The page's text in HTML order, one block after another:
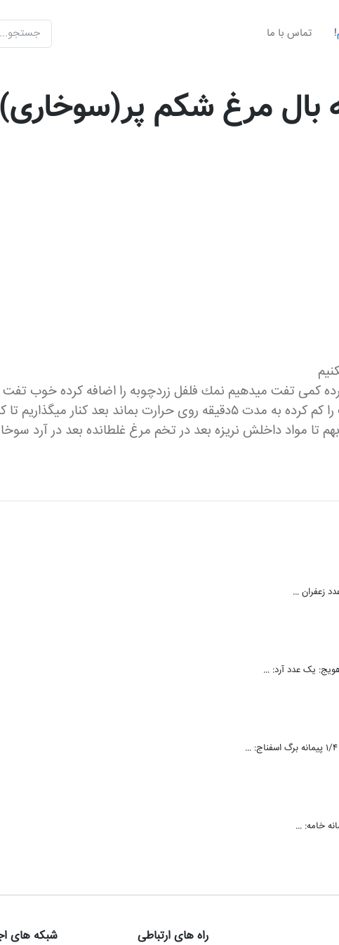
تماس با ما
بال مرغ شكم پر(سوخارى)
كمى تفت ميدهيم نمك فلفل زردچوبه را اضافه كرده خوب تفت
كنار ميگذاريم تا كمى خنك شود
تا مواد داخلش نريزه بعد در تخم مرغ غلطانده بعد در آرد
زعفران …
راه های ارتباطی شبکه های